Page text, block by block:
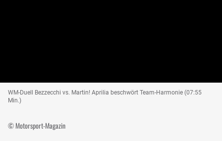
WM-Duell Bezzecchi vs. Martin! Aprilia beschwört Team-Harmonie (07:55
Min.)
© Motorsport-Magazin